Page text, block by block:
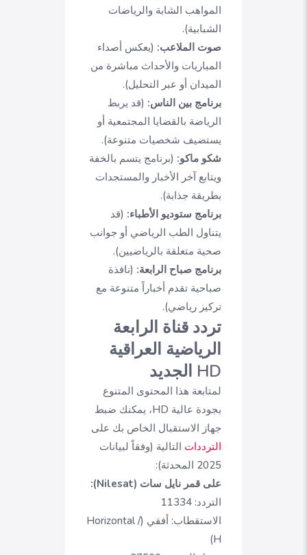
المواهب الشابة والرياضات
الشبابية).
صوت الملاعب: (يعكس أصداء
المباريات والأحداث مباشرة من
الميدان أو عبر التحليل).
برنامج بين الناس: (قد يربط
الرياضة بالقضايا المجتمعية أو
يستضيف شخصيات متنوعة).
شكو ماكو: (برنامج يتسم بالخفة
ويتابع آخر الأخبار والمستجدات
بطريقة جذابة).
برنامج ستوديو الأطباء: (قد
يتناول الطب الرياضي أو جوانب
صحية متعلقة بالرياضيين).
برنامج صباح الرابعة: (نافذة
صباحية تقدم أخباراً متنوعة مع
تركيز رياضي).
تردد قناة الرابعة
الرياضية العراقية
HD الجديد
لمتابعة هذا المحتوى المتنوع
بجودة عالية HD، يمكنك ضبط
جهاز الاستقبال الخاص بك على
الترددات التالية (وفقاً لبيانات
2025 المحدثة):
على قمر نايل سات (Nilesat):
التردد: 11334
الاستقطاب: أفقي (Horizontal /
H)